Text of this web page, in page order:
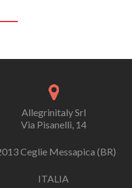
Allegrinitaly Srl
Via Pisanelli, 14
Ceglie Messapica (BR)
ITALIA